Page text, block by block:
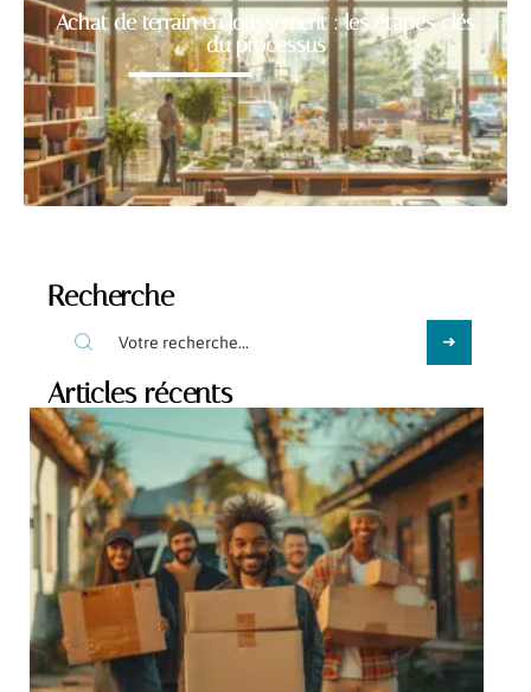
Achat de terrain en lotissement : les étapes clés
du processus
Recherche
Articles récents